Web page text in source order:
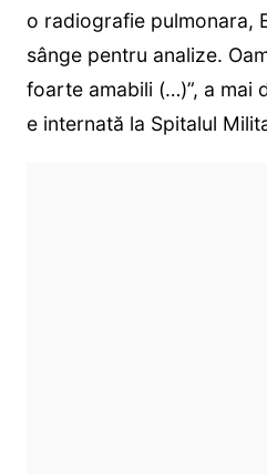
o radiografie pulmonara,
sânge pentru analize.
foarte amabili (…)”, a mai
e internată la Spitalul